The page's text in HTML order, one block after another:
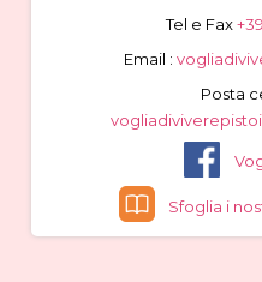
Tel e Fax
Email :
Posta
Sfoglia i